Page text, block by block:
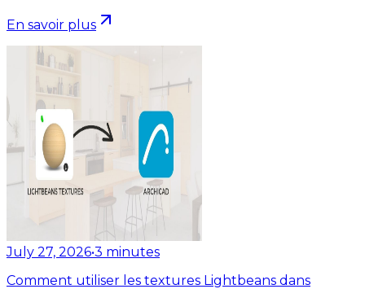
En savoir plus
July 27, 2026•3 minutes
Comment utiliser les textures Lightbeans dans